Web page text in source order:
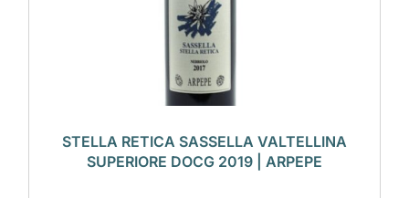
STELLA RETICA SASSELLA VALTELLINA
SUPERIORE DOCG 2019 | ARPEPE